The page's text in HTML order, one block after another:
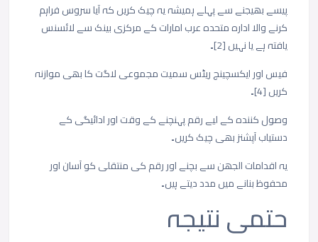
پیسےبھیجنےسےپہلےہمیشہیہچیککریںکہآیاسروسفراہم
کرنےوالاادارہمتحدہعرباماراتکےمرکزیبینکسےلائسنس
یافتہہےیانہیں[2] ۔
فیساورایکسچینجریٹسسمیتمجموعیلاگتکابھیموازنہ
کریں[4] ۔
وصولکنندہکےلیےرقمپہنچنےکےوقتاورادائیگیکے
دستیابآپشنزبھیچیککریں۔
یہاقداماتالجھنسےبچنےاوررقمکیمنتقلیکوآساناور
محفوظبنانےمیںمدددیتےہیں۔
حتمینتیجہ